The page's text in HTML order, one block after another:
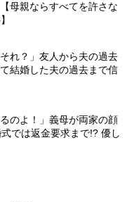
母親ならすべてを許さな
れ？」友人から夫の過去
結婚した夫の過去まで信
のよ！」義母が両家の顔
では返金要求まで!? 優し